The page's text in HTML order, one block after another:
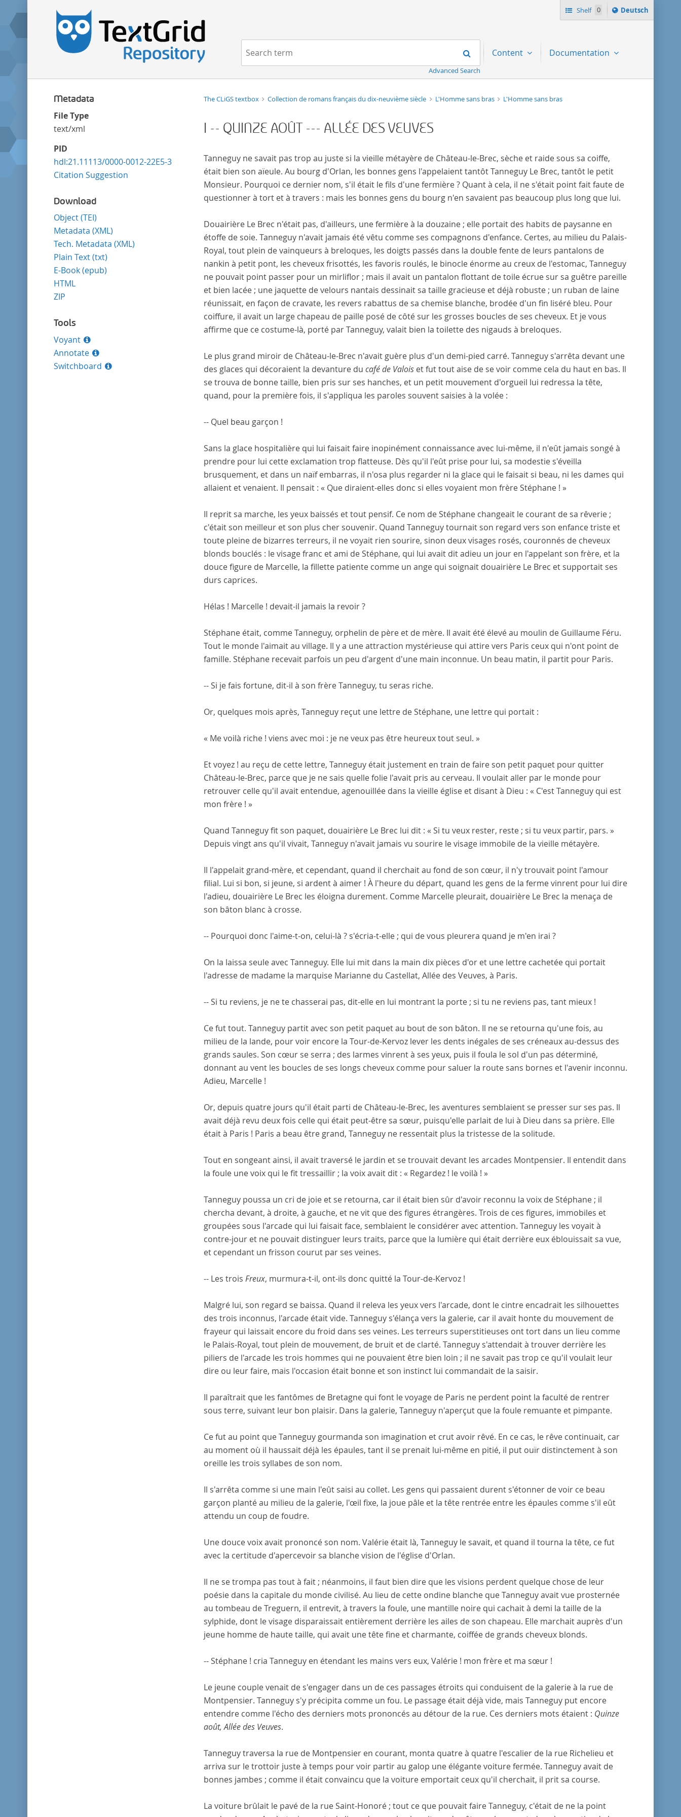
Shelf 0
Sprache
ï¿½ndern
Deutsch
Navigation Search
Advanced Search
Content Documentation
Metadata
File Type
text/xml
PID
hdl:21.11113/0000-0012-22E5-3
Citation Suggestion
Download
Object (TEI)
Metadata (XML)
Tech. Metadata (XML)
Plain Text (txt)
E-Book (epub)
HTML
ZIP
Tools
Voyant
Annotate
Switchboard
The CLiGS textbox Collection de romans français du dix-neuvième siècle L'Homme sans bras L'Homme sans bras
I -- QUINZE AOÛT --- ALLÉE DES VEUVES
Tanneguy ne savait pas trop au juste si la vieille métayère de Château-le-Brec, sèche et raide sous sa coiffe,
était bien son aïeule. Au bourg d'Orlan, les bonnes gens l'appelaient tantôt Tanneguy Le Brec, tantôt le petit
Monsieur. Pourquoi ce dernier nom, s'il était le fils d'une fermière ? Quant à cela, il ne s'était point fait faute de
questionner à tort et à travers : mais les bonnes gens du bourg n'en savaient pas beaucoup plus long que lui.
Douairière Le Brec n'était pas, d'ailleurs, une fermière à la douzaine ; elle portait des habits de paysanne en
étoffe de soie. Tanneguy n'avait jamais été vêtu comme ses compagnons d'enfance. Certes, au milieu du Palais-
Royal, tout plein de vainqueurs à breloques, les doigts passés dans la double fente de leurs pantalons de
nankin à petit pont, les cheveux frisottés, les favoris roulés, le binocle énorme au creux de l'estomac, Tanneguy
ne pouvait point passer pour un mirliflor ; mais il avait un pantalon flottant de toile écrue sur sa guêtre pareille
et bien lacée ; une jaquette de velours nantais dessinait sa taille gracieuse et déjà robuste ; un ruban de laine
réunissait, en façon de cravate, les revers rabattus de sa chemise blanche, brodée d'un fin liséré bleu. Pour
coiffure, il avait un large chapeau de paille posé de côté sur les grosses boucles de ses cheveux. Et je vous
affirme que ce costume-là, porté par Tanneguy, valait bien la toilette des nigauds à breloques.
Le plus grand miroir de Château-le-Brec n'avait guère plus d'un demi-pied carré. Tanneguy s'arrêta devant une
des glaces qui décoraient la devanture du café de Valoiset fut tout aise de se voir comme cela du haut en bas. Il
se trouva de bonne taille, bien pris sur ses hanches, et un petit mouvement d'orgueil lui redressa la tête,
quand, pour la première fois, il s'appliqua les paroles souvent saisies à la volée :
-- Quel beau garçon !
Sans la glace hospitalière qui lui faisait faire inopinément connaissance avec lui-même, il n'eût jamais songé à
prendre pour lui cette exclamation trop flatteuse. Dès qu'il l'eût prise pour lui, sa modestie s'éveilla
brusquement, et dans un naïf embarras, il n'osa plus regarder ni la glace qui le faisait si beau, ni les dames qui
allaient et venaient. Il pensait : « Que diraient-elles donc si elles voyaient mon frère Stéphane ! »
Il reprit sa marche, les yeux baissés et tout pensif. Ce nom de Stéphane changeait le courant de sa rêverie ;
c'était son meilleur et son plus cher souvenir. Quand Tanneguy tournait son regard vers son enfance triste et
toute pleine de bizarres terreurs, il ne voyait rien sourire, sinon deux visages rosés, couronnés de cheveux
blonds bouclés : le visage franc et ami de Stéphane, qui lui avait dit adieu un jour en l'appelant son frère, et la
douce figure de Marcelle, la fillette patiente comme un ange qui soignait douairière Le Brec et supportait ses
durs caprices.
Hélas ! Marcelle ! devait-il jamais la revoir ?
Stéphane était, comme Tanneguy, orphelin de père et de mère. Il avait été élevé au moulin de Guillaume Féru.
Tout le monde l'aimait au village. Il y a une attraction mystérieuse qui attire vers Paris ceux qui n'ont point de
famille. Stéphane recevait parfois un peu d'argent d'une main inconnue. Un beau matin, il partit pour Paris.
-- Si je fais fortune, dit-il à son frère Tanneguy, tu seras riche.
Or, quelques mois après, Tanneguy reçut une lettre de Stéphane, une lettre qui portait :
« Me voilà riche ! viens avec moi : je ne veux pas être heureux tout seul. »
Et voyez ! au reçu de cette lettre, Tanneguy était justement en train de faire son petit paquet pour quitter
Château-le-Brec, parce que je ne sais quelle folie l'avait pris au cerveau. Il voulait aller par le monde pour
retrouver celle qu'il avait entendue, agenouillée dans la vieille église et disant à Dieu : « C'est Tanneguy qui est
mon frère ! »
Quand Tanneguy fit son paquet, douairière Le Brec lui dit : « Si tu veux rester, reste ; si tu veux partir, pars. »
Depuis vingt ans qu'il vivait, Tanneguy n'avait jamais vu sourire le visage immobile de la vieille métayère.
Il l'appelait grand-mère, et cependant, quand il cherchait au fond de son cœur, il n'y trouvait point l'amour
filial. Lui si bon, si jeune, si ardent à aimer ! À l'heure du départ, quand les gens de la ferme vinrent pour lui dire
l'adieu, douairière Le Brec les éloigna durement. Comme Marcelle pleurait, douairière Le Brec la menaça de
son bâton blanc à crosse.
-- Pourquoi donc l'aime-t-on, celui-là ? s'écria-t-elle ; qui de vous pleurera quand je m'en irai ?
On la laissa seule avec Tanneguy. Elle lui mit dans la main dix pièces d'or et une lettre cachetée qui portait
l'adresse de madame la marquise Marianne du Castellat, Allée des Veuves, à Paris.
-- Si tu reviens, je ne te chasserai pas, dit-elle en lui montrant la porte ; si tu ne reviens pas, tant mieux !
Ce fut tout. Tanneguy partit avec son petit paquet au bout de son bâton. Il ne se retourna qu'une fois, au
milieu de la lande, pour voir encore la Tour-de-Kervoz lever les dents inégales de ses créneaux au-dessus des
grands saules. Son cœur se serra ; des larmes vinrent à ses yeux, puis il foula le sol d'un pas déterminé,
donnant au vent les boucles de ses longs cheveux comme pour saluer la route sans bornes et l'avenir inconnu.
Adieu, Marcelle !
Or, depuis quatre jours qu'il était parti de Château-le-Brec, les aventures semblaient se presser sur ses pas. Il
avait déjà revu deux fois celle qui était peut-être sa sœur, puisqu'elle parlait de lui à Dieu dans sa prière. Elle
était à Paris ! Paris a beau être grand, Tanneguy ne ressentait plus la tristesse de la solitude.
Tout en songeant ainsi, il avait traversé le jardin et se trouvait devant les arcades Montpensier. Il entendit dans
la foule une voix qui le fit tressaillir ; la voix avait dit : « Regardez ! le voilà ! »
Tanneguy poussa un cri de joie et se retourna, car il était bien sûr d'avoir reconnu la voix de Stéphane ; il
chercha devant, à droite, à gauche, et ne vit que des figures étrangères. Trois de ces figures, immobiles et
groupées sous l'arcade qui lui faisait face, semblaient le considérer avec attention. Tanneguy les voyait à
contre-jour et ne pouvait distinguer leurs traits, parce que la lumière qui était derrière eux éblouissait sa vue,
et cependant un frisson courut par ses veines.
-- Les trois Freux, murmura-t-il, ont-ils donc quitté la Tour-de-Kervoz !
Malgré lui, son regard se baissa. Quand il releva les yeux vers l'arcade, dont le cintre encadrait les silhouettes
des trois inconnus, l'arcade était vide. Tanneguy s'élança vers la galerie, car il avait honte du mouvement de
frayeur qui laissait encore du froid dans ses veines. Les terreurs superstitieuses ont tort dans un lieu comme
le Palais-Royal, tout plein de mouvement, de bruit et de clarté. Tanneguy s'attendait à trouver derrière les
piliers de l'arcade les trois hommes qui ne pouvaient être bien loin ; il ne savait pas trop ce qu'il voulait leur
dire ou leur faire, mais l'occasion était bonne et son instinct lui commandait de la saisir.
Il paraîtrait que les fantômes de Bretagne qui font le voyage de Paris ne perdent point la faculté de rentrer
sous terre, suivant leur bon plaisir. Dans la galerie, Tanneguy n'aperçut que la foule remuante et pimpante.
Ce fut au point que Tanneguy gourmanda son imagination et crut avoir rêvé. En ce cas, le rêve continuait, car
au moment où il haussait déjà les épaules, tant il se prenait lui-même en pitié, il put ouïr distinctement à son
oreille les trois syllabes de son nom.
Il s'arrêta comme si une main l'eût saisi au collet. Les gens qui passaient durent s'étonner de voir ce beau
garçon planté au milieu de la galerie, l'œil fixe, la joue pâle et la tête rentrée entre les épaules comme s'il eût
attendu un coup de foudre.
Une douce voix avait prononcé son nom. Valérie était là, Tanneguy le savait, et quand il tourna la tête, ce fut
avec la certitude d'apercevoir sa blanche vision de l'église d'Orlan.
Il ne se trompa pas tout à fait ; néanmoins, il faut bien dire que les visions perdent quelque chose de leur
poésie dans la capitale du monde civilisé. Au lieu de cette ondine blanche que Tanneguy avait vue prosternée
au tombeau de Treguern, il entrevit, à travers la foule, une mantille noire qui cachait à demi la taille de la
sylphide, dont le visage disparaissait entièrement derrière les ailes de son chapeau. Elle marchait auprès d'un
jeune homme de haute taille, qui avait une tête fine et charmante, coiffée de grands cheveux blonds.
-- Stéphane ! cria Tanneguy en étendant les mains vers eux, Valérie ! mon frère et ma sœur !
Le jeune couple venait de s'engager dans un de ces passages étroits qui conduisent de la galerie à la rue de
Montpensier. Tanneguy s'y précipita comme un fou. Le passage était déjà vide, mais Tanneguy put encore
entendre comme l'écho des derniers mots prononcés au détour de la rue. Ces derniers mots étaient : Quinze
août, Allée des Veuves.
Tanneguy traversa la rue de Montpensier en courant, monta quatre à quatre l'escalier de la rue Richelieu et
arriva sur le trottoir juste à temps pour voir partir au galop une élégante voiture fermée. Tanneguy avait de
bonnes jambes ; comme il était convaincu que la voiture emportait ceux qu'il cherchait, il prit sa course.
La voiture brûlait le pavé de la rue Saint-Honoré ; tout ce que pouvait faire Tanneguy, c'était de ne la point